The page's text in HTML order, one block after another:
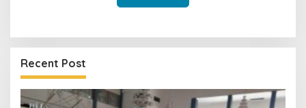
Recent Post